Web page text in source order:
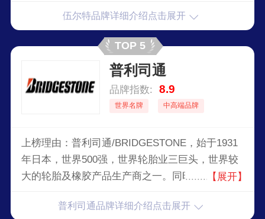
汽车维修与保养业。
伍尔特品牌详细介绍点击展开
TOP 5
普利司通
品牌指数: 8.9
世界名牌 中高端品牌
上榜理由：普利司通/BRIDGESTONE，始于1931
年日本，世界500强，世界轮胎业三巨头，世界较
大的轮胎及橡胶产品生产商之一。同时，他它也是
一，高尔夫用球和球杆，网球用球和球拍等体育用
【展开】
普利司通品牌详细介绍点击展开